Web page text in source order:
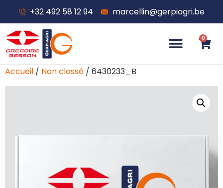
+32 492 58 12 94 marcellin@gerpiagri.be
0
Accueil / Non classé / 6430233_B